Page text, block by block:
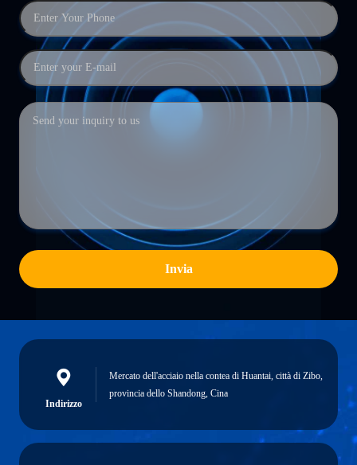
Invia
Indirizzo
Mercato dell'acciaio nella contea di Huantai, città di Zibo,
provincia dello Shandong, Cina